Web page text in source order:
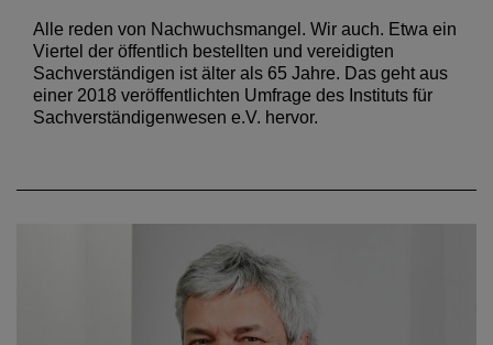
Alle reden von Nachwuchsmangel. Wir auch. Etwa ein
Viertel der öffentlich bestellten und vereidigten
Sachverständigen ist älter als 65 Jahre. Das geht aus
einer 2018 veröffentlichten Umfrage des Instituts für
Sachverständigenwesen e.V. hervor.